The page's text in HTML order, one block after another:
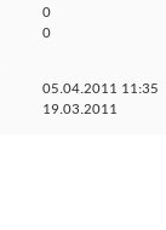
0
0
05.04.2011 11:35
19.03.2011